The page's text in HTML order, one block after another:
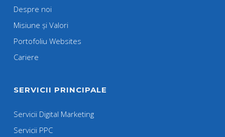
Despre noi
Misiune și Valori
Portofoliu Websites
Cariere
SERVICII PRINCIPALE
Servicii Digital Marketing
Servicii PPC